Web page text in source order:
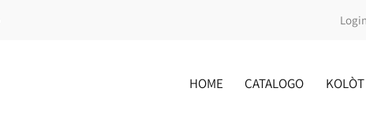
HOME CATALOGO KOLÒT